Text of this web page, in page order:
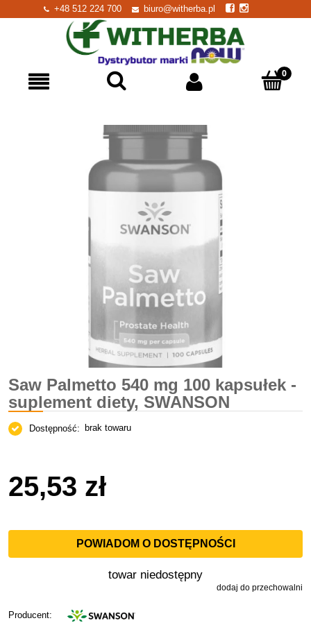
+48 512 224 700 biuro@witherba.pl
Saw Palmetto 540 mg 100 kapsułek -
suplement diety, SWANSON
Dostępność: brak towaru
25,53 zł
POWIADOM O DOSTĘPNOŚCI
towar niedostępny
dodaj do przechowalni
Producent: